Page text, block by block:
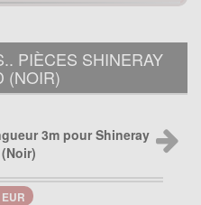
PIÈCES SHINERAY
(NOIR)
EUR